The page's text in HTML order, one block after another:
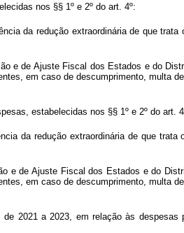
nos §§ 1º e 2º do art. 4º:
da redução extraordinária de que
e de Ajuste Fiscal dos Estados e do
em caso de descumprimento, multa
estabelecidas nos §§ 1º e 2º do art.
da redução extraordinária de que
e de Ajuste Fiscal dos Estados e do
em caso de descumprimento, multa
2021 a 2023, em relação às despesas